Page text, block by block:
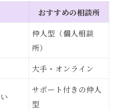
おすすめの相談所
仲人型（個人相談
所）
大手・オンライン
サポート付きの仲人
型